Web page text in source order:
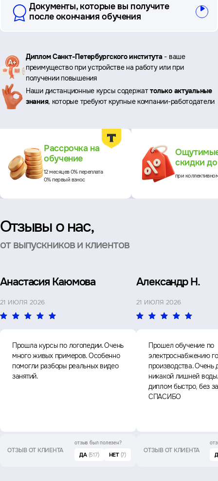
Документы, которые вы получите
после окончания обучения
Ключевые
преимущества
Диплом Санкт-Петербургского института- ваше
преимущество при устройстве на работу или при
получении повышения
Наши дистанционные курсы содержаттолько актуальные
знания, которые требуют крупные компании-работодатели
Рассрочка на
обучение
12 месяцев 0% переплата
0% первый взнос
скидки
при
Отзывы о нас,
от выпускников и клиентов
Анастасия Каюмова
21 ИЮЛЯ 2026
Прошла курсы по логопедии. Очень
много живых примеров. Особенно
помогли разборы реальных видео
занятий.
ОТЗЫВ ОТ КЛИЕНТА
отзыв был полезен?
ДА (517) НЕТ (7)
Александр Н.
21 ИЮЛЯ 2026
Прошел обучение по
электроснабжению
производства. Очень
никакой лишней
диплом быстро, без
СПАСИБО
ОТЗЫВ ОТ КЛИЕНТА